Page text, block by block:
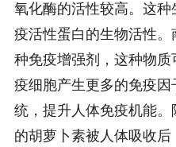
氧化酶的活性较高。这
疫活性蛋白的生物活性
种免疫增强剂，这种物
疫细胞产生更多的免疫
统，提升人体免疫机能
的胡萝卜素被人体吸收